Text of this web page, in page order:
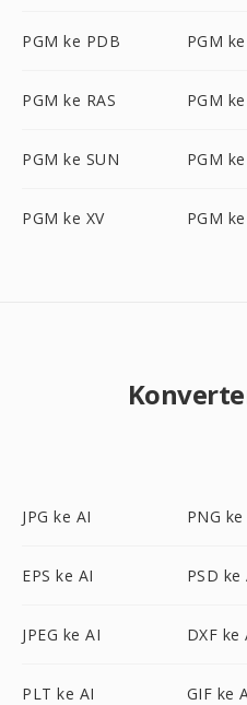
PGM ke PDB PGM
PGM ke RAS PGM
PGM ke SUN PGM
PGM ke XV PGM
JPG ke AI PNG ke
EPS ke AI PSD ke
JPEG ke AI DXF ke
PLT ke AI GIF ke